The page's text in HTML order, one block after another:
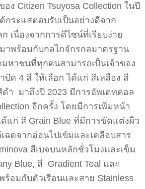
ง Citizen Tsuyosa Collection ในปี
กระแสตอบรับเป็นอย่างดีจาก
เนื่องจากการดีไซน์ที่เรียบง่าย
าพร้อมกับกลไกจักรกลมาตรฐาน
หาชนที่ทุกคนสามารถเป็นเจ้าของ
ด 4 สี ให้เลือก ได้แก่ สีเหลือง สี
ดำ มาถึงปี 2023 มีการอัพเดทคอล
อีกครั้ง โดยมีการเพิ่มหน้า
แก่ สี Grain Blue ที่มีการขัดแต่งผิว
ฉดจากอ่อนไปเข้มและเคลือบสาร
สีเบจบนหลักชั่วโมงและเข็ม
Blue, สี Gradient Teal และ
ร้อมกับตัวเรือนและสาย Stainless